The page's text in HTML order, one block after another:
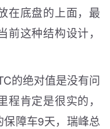
在底盘的上面，最
这种结构设计，
的绝对值是没有问
肯定是很实的，
障车9天，瑞峰总